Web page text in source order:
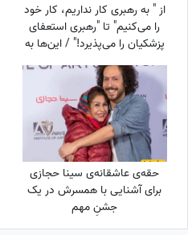
از " به رهبری کار نداریم، کار خود
را می‌کنیم" تا "رهبری استعفای
پزشکیان را می‌پذیرد!" / این‌ها به
نفع چه کسی کار می‌کنند؟
حقه‌ی عاشقانه‌ی سینا حجازی
برای آشنایی با همسرش در یک
جشنِ مهم